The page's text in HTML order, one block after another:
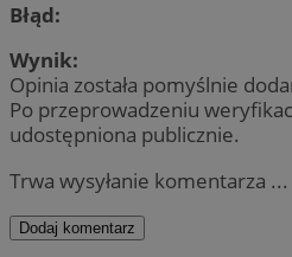
Błąd:
Wynik:
Opinia została pomyślnie
Po przeprowadzeniu
udostępniona publicznie.
Trwa wysyłanie komentarza ...
Dodaj komentarz